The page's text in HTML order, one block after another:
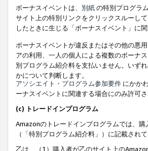
ボーナスイベントは、 別紙の特別プログラ
サイト上の特別リンクをクリックスルーし
したときに生じる「ボーナスイベント」に
ボーナスイベントが違反またはその他の悪
アの利用、一人の個人による複数のボーナ
別プログラム紹介料を支払いません。いず
かについて判断します。
アソシエイト・プログラム参加要件 にかか
ーナスイベントに関連する場合にのみ許可さ
(c) トレードインプログラム
Amazonのトレードインプログラムでは、
（「特別プログラム紹介料」）に記載され
乙は、（1）購入者が乙のサイト上の